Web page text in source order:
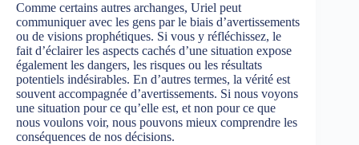
Comme certains autres archanges, Uriel peut
communiquer avec les gens par le biais d’avertissements
ou de visions prophétiques. Si vous y réfléchissez, le
fait d’éclairer les aspects cachés d’une situation expose
également les dangers, les risques ou les résultats
potentiels indésirables. En d’autres termes, la vérité est
souvent accompagnée d’avertissements. Si nous voyons
une situation pour ce qu’elle est, et non pour ce que
nous voulons voir, nous pouvons mieux comprendre les
conséquences de nos décisions.